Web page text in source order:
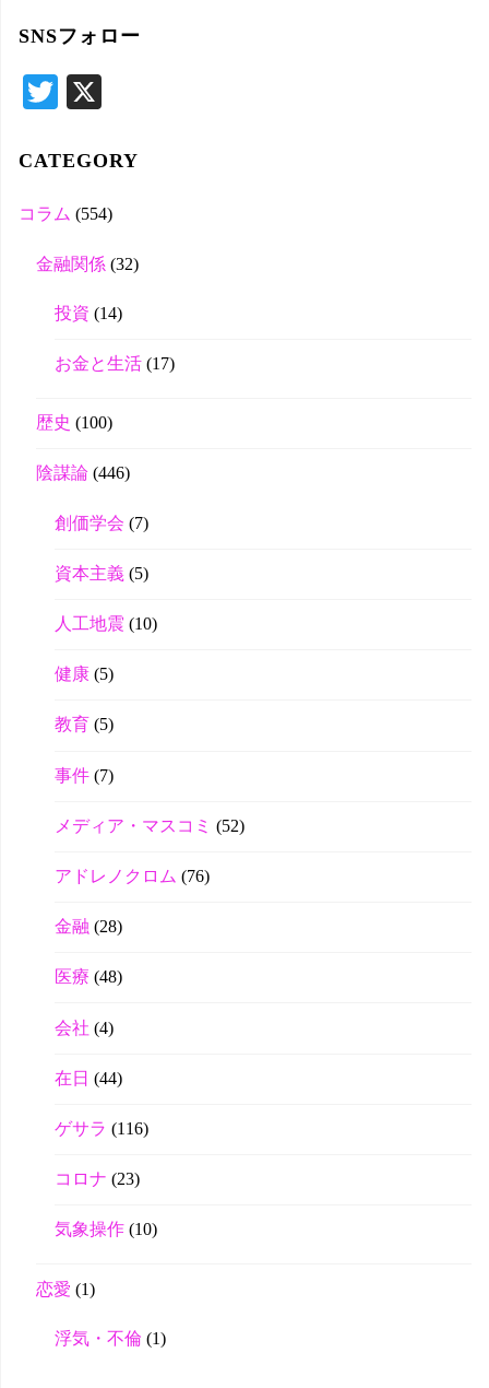
SNSフォロー
T
tte
r
CATEGORY
コラム (554)
金融関係 (32)
投資 (14)
お金と生活(17)
歴史 (100)
陰謀論 (446)
創価学会 (7)
資本主義(5)
人工地震 (10)
健康(5)
教育 (5)
事件(7)
メディア・マスコミ (52)
アドレノクロム (76)
金融 (28)
医療 (48)
会社 (4)
在日 (44)
ゲサラ (116)
コロナ (23)
気象操作(10)
恋愛 (1)
浮気・不倫 (1)